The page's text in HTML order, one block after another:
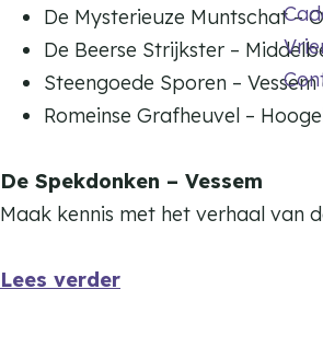
l
e
i
n
e
e
K
l
e
n
e
De Mysterieuze Muntschat –
De Beerse Strijkster –
Steengoede Sporen –
Romeinse Grafheuvel –
De Spekdonken – Vessem
Maak kennis met het verhaal van
Lees verder